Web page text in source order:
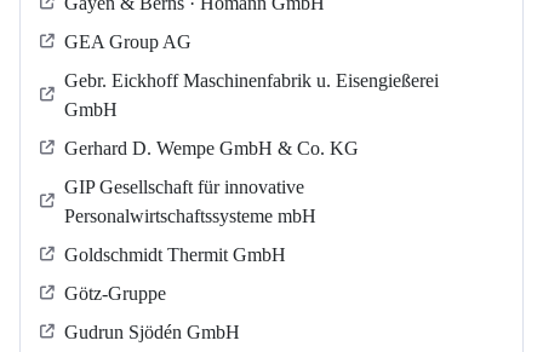
GEA Group AG
Gebr. Eickhoff Maschinenfabrik u. Eisengießerei
GmbH
Gerhard D. Wempe GmbH & Co. KG
GIP Gesellschaft für innovative
Personalwirtschaftssysteme mbH
Goldschmidt Thermit GmbH
Götz-Gruppe
Gudrun Sjödén GmbH